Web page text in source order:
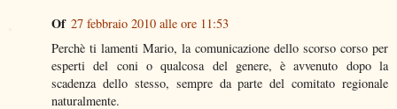
Of 27 febbraio 2010 alle ore 11:53
Perchè ti lamenti Mario, la comunicazione dello scorso corso per
esperti del coni o qualcosa del genere, è avvenuto dopo la
scadenza dello stesso, sempre da parte del comitato regionale
naturalmente.